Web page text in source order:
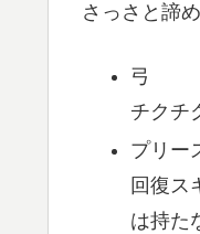
さっさと諦
弓
チクチ
プリー
回復ス
は持た